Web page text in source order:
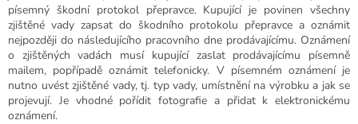
písemný škodní protokol přepravce. Kupující je povinen všechny
zjištěné vady zapsat do škodního protokolu přepravce a oznámit
nejpozději do následujícího pracovního dne prodávajícímu. Oznámení
o zjištěných vadách musí kupující zaslat prodávajícímu písemně
mailem, popřípadě oznámit telefonicky. V písemném oznámení je
nutno uvést zjištěné vady, tj. typ vady, umístnění na výrobku a jak se
projevují. Je vhodné pořídit fotografie a přidat k elektronickému
oznámení.